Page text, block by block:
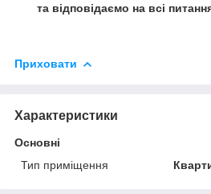
та відповідаємо на всі
Приховати
Характеристики
Основні
Тип приміщення